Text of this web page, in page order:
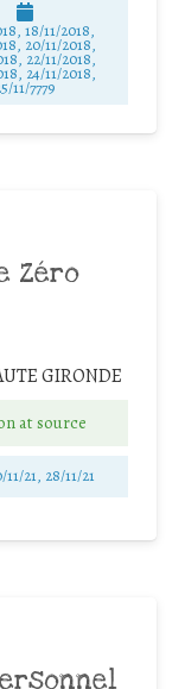
18/11/2018,
20/11/2018,
22/11/2018,
24/11/2018,
11/7779
Zéro
GIRONDE
at source
11/21, 28/11/21